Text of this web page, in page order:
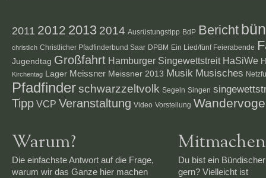
2011 2012 2013 2014 Ausrüstungstipp BdP Bericht
christlich Christlicher Pfadfinderbund Saar DPBM Ein Lied/fünf Feierabende
Jugendtag Großfahrt Hamburger Singewettstreit HaSiWe
Kirchentag Lager Meissner Meissner 2013 Musik Musisches
Pfadfinderschwarzzeltvolk Segeln Singen
Tipp VCP Veranstaltung Video Vorstellung
Warum?
Die einfachste Antwort auf die Frage,
warum wir das Ganze hier machen
Mitmachen
Du bist ein
gern? Vielleicht ist